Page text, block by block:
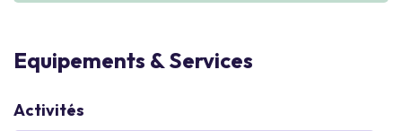
Equipements & Services
Activités